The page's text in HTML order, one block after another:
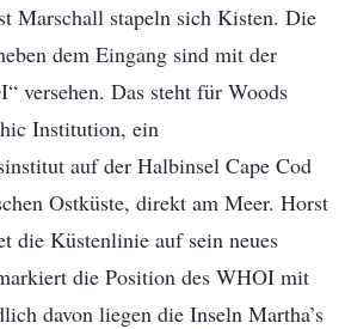
Marschall stapeln sich Kisten. Die
dem Eingang sind mit der
versehen. Das steht für Woods
Institution, ein
auf der Halbinsel Cape Cod
Ostküste, direkt am Meer. Horst
die Küstenlinie auf sein neues
die Position des WHOI mit
davon liegen die Inseln Martha’s